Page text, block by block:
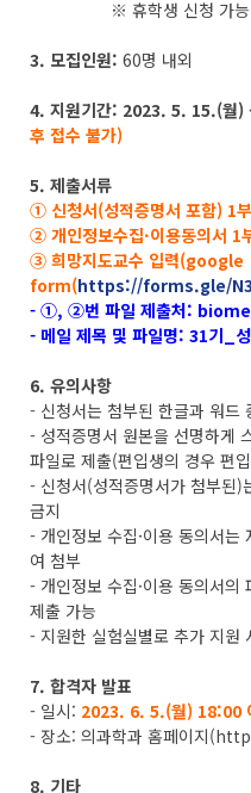
※ 휴학생 신청 가능
3. 모집인원: 60명 내외
4. 지원기간: 2023. 5. 15.(월)
후 접수 불가)
5. 제출서류
① 신청서(성적증명서 포함) 1부
② 개인정보수집·이용동의서 1
③ 희망지도교수 입력(google
form(https://forms.gle/
- ①, ②번 파일 제출처:
- 메일 제목 및 파일명: 31기_
6. 유의사항
- 신청서는 첨부된 한글과 워드
- 성적증명서 원본을 선명하게
파일로 제출(편입생의 경우 편
- 신청서(성적증명서가 첨부된
금지
- 개인정보 수집·이용 동의서
여 첨부
- 개인정보 수집·이용 동의서
제출 가능
- 지원한 실험실별로 추가 지원
7. 합격자 발표
- 일시: 2023. 6. 5.(월) 18:00
- 장소: 의과학과 홈페이지(
8. 기타